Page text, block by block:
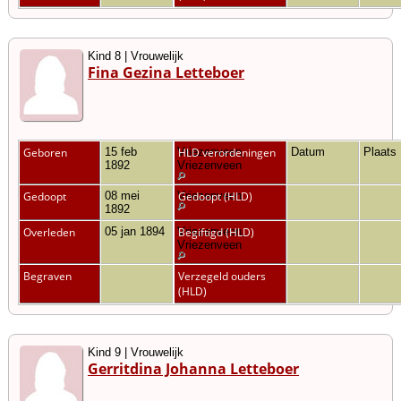
Kind 8 | Vrouwelijk
Fina Gezina Letteboer
Geboren
15 feb
1892
Vriezenveen,
Vriezenveen
HLD verordeningen Datum Plaats
Gedoopt
08 mei
1892
Vriezenveen
Gedoopt (HLD)
Overleden 05 jan 1894
Vriezenveen,
Vriezenveen
Begiftigd (HLD)
Begraven
Verzegeld ouders
(HLD)
Kind 9 | Vrouwelijk
Gerritdina Johanna Letteboer